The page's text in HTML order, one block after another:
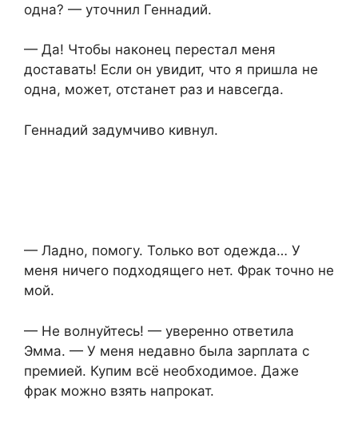
одна? — уточнил Геннадий.
— Да! Чтобы наконец перестал меня
доставать! Если он увидит, что я пришла не
одна, может, отстанет раз и навсегда.
Геннадий задумчиво кивнул.
— Ладно, помогу. Только вот одежда… У
меня ничего подходящего нет. Фрак точно не
мой.
— Не волнуйтесь! — уверенно ответила
Эмма. — У меня недавно была зарплата с
премией. Купим всё необходимое. Даже
фрак можно взять напрокат.